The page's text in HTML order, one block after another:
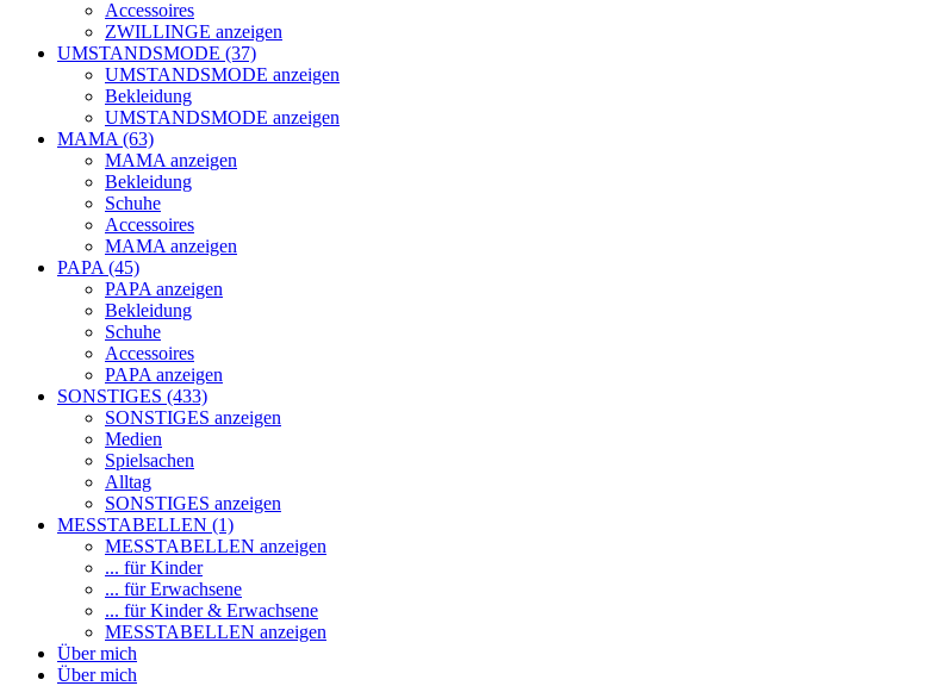
Accessoires
ZWILLINGE anzeigen
UMSTANDSMODE (37)
UMSTANDSMODE anzeigen
Bekleidung
UMSTANDSMODE anzeigen
MAMA (63)
MAMA anzeigen
Bekleidung
Schuhe
Accessoires
MAMA anzeigen
PAPA (45)
PAPA anzeigen
Bekleidung
Schuhe
Accessoires
PAPA anzeigen
SONSTIGES (433)
SONSTIGES anzeigen
Medien
Spielsachen
Alltag
SONSTIGES anzeigen
MESSTABELLEN (1)
MESSTABELLEN anzeigen
... für Kinder
... für Erwachsene
... für Kinder & Erwachsene
MESSTABELLEN anzeigen
Über mich
Über mich